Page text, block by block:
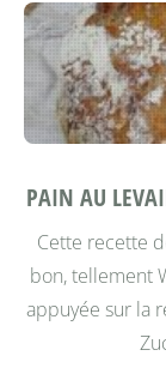
PAIN AU
Cette recette
bon, tellement
appuyée sur la